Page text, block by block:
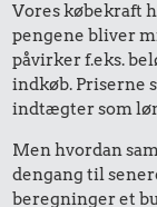
Vores købekraft
pengene bliver
påvirker f.eks.
indkøb. Priserne
indtægter som
Men hvordan
dengang til
beregninger et